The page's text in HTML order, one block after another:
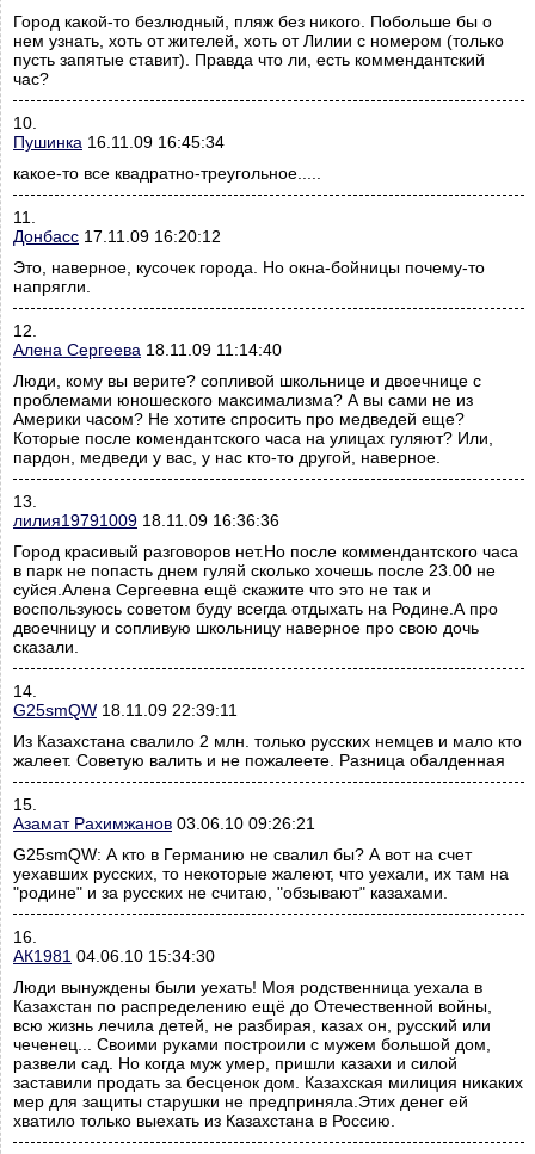
Город какой-то безлюдный, пляж без никого. Побольше бы о
нем узнать, хоть от жителей, хоть от Лилии с номером (только
пусть запятые ставит). Правда что ли, есть коммендантский
час?
10.
Пушинка 16.11.09 16:45:34
какое-то все квадратно-треугольное.....
11.
Донбасс 17.11.09 16:20:12
Это, наверное, кусочек города. Но окна-бойницы почему-то
напрягли.
12.
Алена Сергеева 18.11.09 11:14:40
Люди, кому вы верите? сопливой школьнице и двоечнице с
проблемами юношеского максимализма? А вы сами не из
Америки часом? Не хотите спросить про медведей еще?
Которые после комендантского часа на улицах гуляют? Или,
пардон, медведи у вас, у нас кто-то другой, наверное.
13.
лилия19791009 18.11.09 16:36:36
Город красивый разговоров нет.Но после коммендантского часа
в парк не попасть днем гуляй сколько хочешь после 23.00 не
суйся.Алена Сергеевна ещё скажите что это не так и
воспользуюсь советом буду всегда отдыхать на Родине.А про
двоечницу и сопливую школьницу наверное про свою дочь
сказали.
14.
G25smQW 18.11.09 22:39:11
Из Казахстана свалило 2 млн. только русских немцев и мало кто
жалеет. Советую валить и не пожалеете. Разница обалденная
15.
Азамат Рахимжанов 03.06.10 09:26:21
G25smQW: А кто в Германию не свалил бы? А вот на счет
уехавших русских, то некоторые жалеют, что уехали, их там на
"родине" и за русских не считаю, "обзывают" казахами.
16.
АК1981 04.06.10 15:34:30
Люди вынуждены были уехать! Моя родственница уехала в
Казахстан по распределению ещё до Отечественной войны,
всю жизнь лечила детей, не разбирая, казах он, русский или
чеченец... Своими руками построили с мужем большой дом,
развели сад. Но когда муж умер, пришли казахи и силой
заставили продать за бесценок дом. Казахская милиция никаких
мер для защиты старушки не предприняла.Этих денег ей
хватило только выехать из Казахстана в Россию.